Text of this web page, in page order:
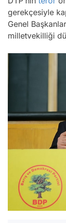
gerekçesiyle
Genel
milletvekilliği